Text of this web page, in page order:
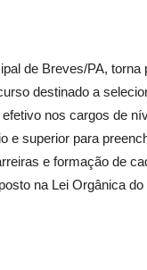
de Breves/PA, torna
destinado a
nos cargos de
e superior para
e formação de
na Lei Orgânica